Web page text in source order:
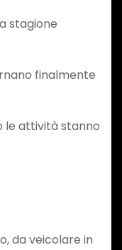
stagione
finalmente
le attività stanno
da veicolare in